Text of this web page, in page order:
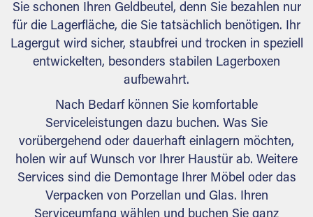
Sie schonen Ihren Geldbeutel, denn Sie bezahlen nur
für die Lagerfläche, die Sie tatsächlich benötigen. Ihr
Lagergut wird sicher, staubfrei und trocken in speziell
entwickelten, besonders stabilen Lagerboxen
aufbewahrt.
Nach Bedarf können Sie komfortable
Serviceleistungen dazu buchen. Was Sie
vorübergehend oder dauerhaft einlagern möchten,
holen wir auf Wunsch vor Ihrer Haustür ab. Weitere
Services sind die Demontage Ihrer Möbel oder das
Verpacken von Porzellan und Glas. Ihren